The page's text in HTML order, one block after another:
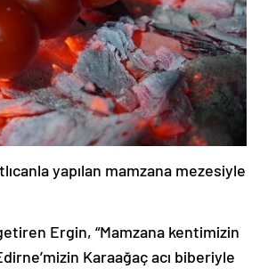
yapılan mamzana mezesiyle
Ergin, “Mamzana kentimizin
Karaağaç acı biberiyle